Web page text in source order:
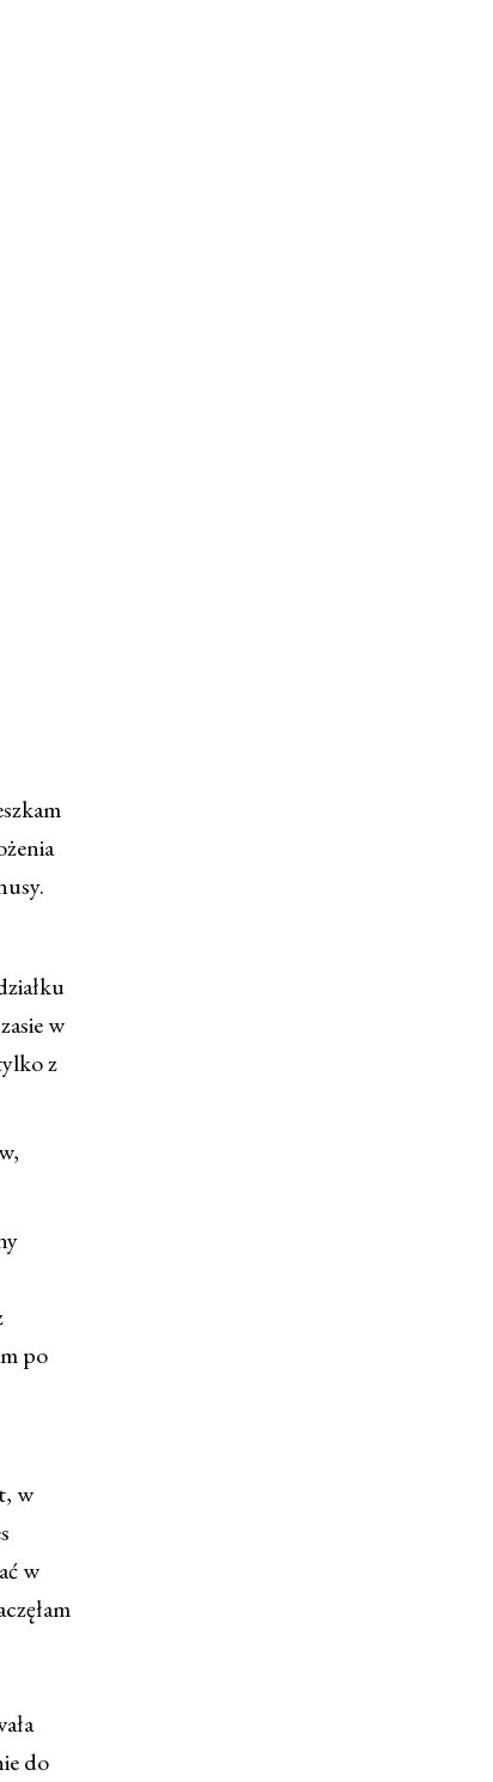
w
z
po
w
w
do